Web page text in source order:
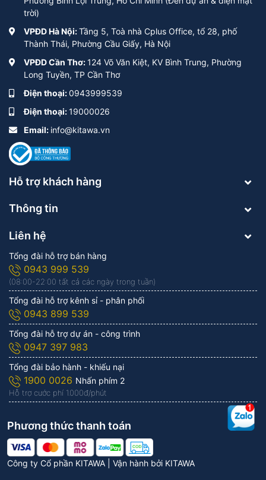
trời)
VPĐD Hà Nội:Tầng 5, Toà nhà Cplus Office, tổ 28, phố
Thành Thái, Phường Cầu Giấy, Hà Nội
VPĐD Cần Thơ:124 Võ Văn Kiệt, KV Bình Trung, Phường
Long Tuyền, TP Cần Thơ
Điện thoại:0943999539
Điện thoại:19000026
Email: info@kitawa.vn
Hỗ trợ khách hàng
Thông tin
Liên hệ
Tổng đài hỗ trợ bán hàng
0943 999 539
(08:00-22:00 tất cả các ngày trong tuần)
Tổng đài hỗ trợ kênh sỉ - phân phối
0943 899 539
Tổng đài hỗ trợ dự án - công trình
0947 397 983
Tổng đài bảo hành - khiếu nại
1900 0026 Nhấn phím 2
Hỗ trợ cước phí 1.000đ/phút
Công ty Cổ phần KITAWA | Vận hành bởi KITAWA
Phương thức thanh toán